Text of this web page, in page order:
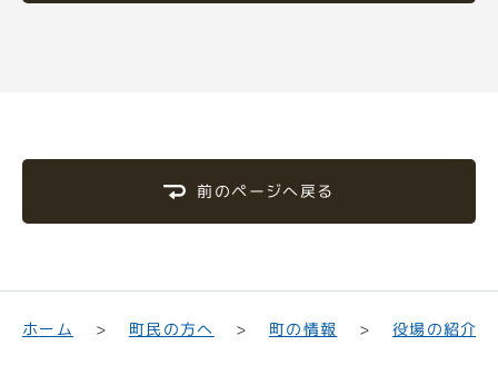
前のページへ戻る
ホーム 町民の方へ 町の情報 役場の紹介